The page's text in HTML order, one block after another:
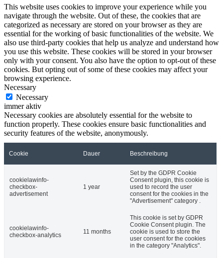
This website uses cookies to improve your experience while you
navigate through the website. Out of these, the cookies that are
categorized as necessary are stored on your browser as they are
essential for the working of basic functionalities of the website. We
also use third-party cookies that help us analyze and understand how
you use this website. These cookies will be stored in your browser
only with your consent. You also have the option to opt-out of these
cookies. But opting out of some of these cookies may affect your
browsing experience.
Necessary
Necessary
immer aktiv
Necessary cookies are absolutely essential for the website to
function properly. These cookies ensure basic functionalities and
security features of the website, anonymously.
Cookie Dauer Beschreibung
cookielawinfo-
checkbox-
advertisement
1 year
Set by the GDPR Cookie
Consent plugin, this cookie is
used to record the user
consent for the cookies in the
"Advertisement" category .
cookielawinfo-
checkbox-analytics
11 months
This cookie is set by GDPR
Cookie Consent plugin. The
cookie is used to store the
user consent for the cookies
in the category "Analytics".